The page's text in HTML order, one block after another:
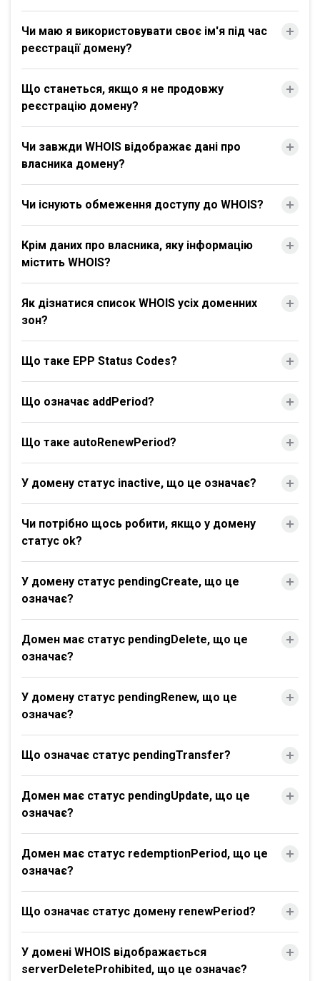
Чи маю я використовувати своє ім'я під час
реєстрації домену?
Що станеться, якщо я не продовжу
реєстрацію домену?
Чи завжди WHOIS відображає дані про
власника домену?
Чи існують обмеження доступу до WHOIS?
Крім даних про власника, яку інформацію
містить WHOIS?
Як дізнатися список WHOIS усіх доменних
зон?
Що таке EPP Status Codes?
Що означає addPeriod?
Що таке autoRenewPeriod?
У домену статус inactive, що це означає?
Чи потрібно щось робити, якщо у домену
статус ok?
У домену статус pendingCreate, що це
означає?
Домен має статус pendingDelete, що це
означає?
У домену статус pendingRenew, що це
означає?
Що означає статус pendingTransfer?
Домен має статус pendingUpdate, що це
означає?
Домен має статус redemptionPeriod, що це
означає?
Що означає статус домену renewPeriod?
У домені WHOIS відображається
serverDeleteProhibited, що це означає?